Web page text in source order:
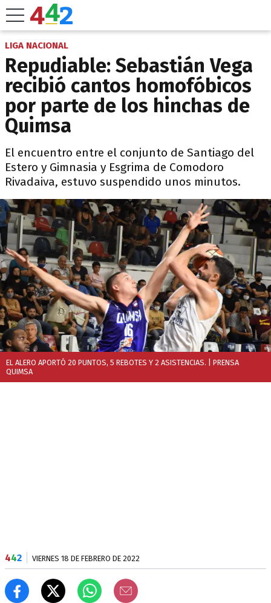
LIGA NACIONAL
Repudiable: Sebastián Vega
recibió cantos homofóbicos
por parte de los hinchas de
Quimsa
El encuentro entre el conjunto de Santiago del
Estero y Gimnasia y Esgrima de Comodoro
Rivadaiva, estuvo suspendido unos minutos.
EL ALERO APORTÓ 20 PUNTOS, 5 REBOTES Y 2 ASISTENCIAS. | PRENSA
QUIMSA
442 VIERNES 18 DE FEBRERO DE 2022